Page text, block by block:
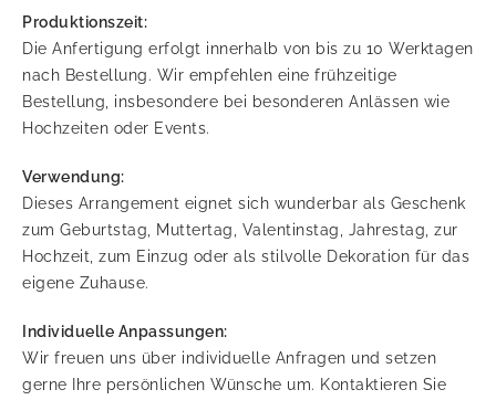
Produktionszeit:
Die Anfertigung erfolgt innerhalb von bis zu 10 Werktagen
nach Bestellung. Wir empfehlen eine frühzeitige
Bestellung, insbesondere bei besonderen Anlässen wie
Hochzeiten oder Events.
Verwendung:
Dieses Arrangement eignet sich wunderbar als Geschenk
zum Geburtstag, Muttertag, Valentinstag, Jahrestag, zur
Hochzeit, zum Einzug oder als stilvolle Dekoration für das
eigene Zuhause.
Individuelle Anpassungen:
Wir freuen uns über individuelle Anfragen und setzen
gerne Ihre persönlichen Wünsche um. Kontaktieren Sie